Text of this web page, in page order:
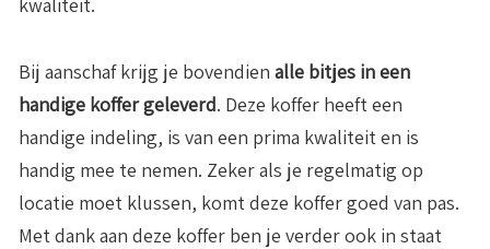
Bij aanschaf krijg je bovendien alle bitjes in een
handige koffer geleverd. Deze koffer heeft een
handige indeling, is van een prima kwaliteit en is
handig mee te nemen. Zeker als je regelmatig op
locatie moet klussen, komt deze koffer goed van pas.
Met dank aan deze koffer ben je verder ook in staat